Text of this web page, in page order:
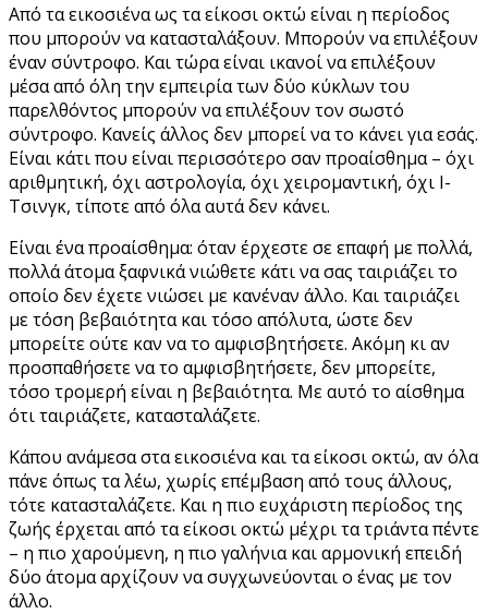
Από τα εικοσιένα ως τα είκοσι οκτώ είναι η περίοδος
που μπορούν να κατασταλάξουν. Μπορούν να επιλέξουν
έναν σύντροφο. Και τώρα είναι ικανοί να επιλέξουν
μέσα από όλη την εμπειρία των δύο κύκλων του
παρελθόντος μπορούν να επιλέξουν τον σωστό
σύντροφο. Κανείς άλλος δεν μπορεί να το κάνει για εσάς.
Είναι κάτι που είναι περισσότερο σαν προαίσθημα – όχι
αριθμητική, όχι αστρολογία, όχι χειρομαντική, όχι Ι-
Τσινγκ, τίποτε από όλα αυτά δεν κάνει.
Είναι ένα προαίσθημα: όταν έρχεστε σε επαφή με πολλά,
πολλά άτομα ξαφνικά νιώθετε κάτι να σας ταιριάζει το
οποίο δεν έχετε νιώσει με κανέναν άλλο. Και ταιριάζει
με τόση βεβαιότητα και τόσο απόλυτα, ώστε δεν
μπορείτε ούτε καν να το αμφισβητήσετε. Ακόμη κι αν
προσπαθήσετε να το αμφισβητήσετε, δεν μπορείτε,
τόσο τρομερή είναι η βεβαιότητα. Με αυτό το αίσθημα
ότι ταιριάζετε, κατασταλάζετε.
Κάπου ανάμεσα στα εικοσιένα και τα είκοσι οκτώ, αν όλα
πάνε όπως τα λέω, χωρίς επέμβαση από τους άλλους,
τότε κατασταλάζετε. Και η πιο ευχάριστη περίοδος της
ζωής έρχεται από τα είκοσι οκτώ μέχρι τα τριάντα πέντε
– η πιο χαρούμενη, η πιο γαλήνια και αρμονική επειδή
δύο άτομα αρχίζουν να συγχωνεύονται ο ένας με τον
άλλο.